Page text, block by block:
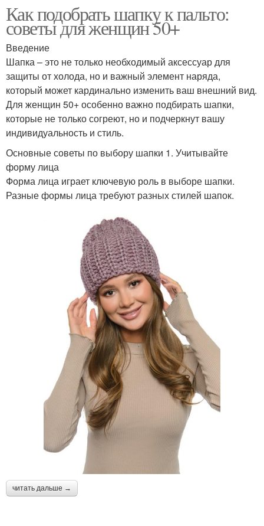
Как подобрать шапку к пальто:
советы для женщин 50+
Введение
Шапка – это не только необходимый аксессуар для
защиты от холода, но и важный элемент наряда,
который может кардинально изменить ваш внешний вид.
Для женщин 50+ особенно важно подбирать шапки,
которые не только согреют, но и подчеркнут вашу
индивидуальность и стиль.
Основные советы по выбору шапки 1. Учитывайте
форму лица
Форма лица играет ключевую роль в выборе шапки.
Разные формы лица требуют разных стилей шапок.
читать дальше →